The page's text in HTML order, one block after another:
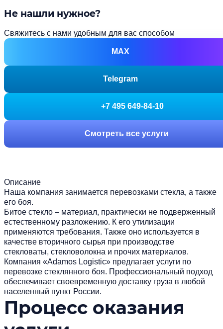
Не нашли нужное?
Свяжитесь с нами удобным для вас способом
MAX
Telegram
+7 495 649-84-10
Смотреть все услуги
Описание
Наша компания занимается перевозками стекла, а также
его боя.
Битое стекло – материал, практически не подверженный
естественному разложению. К его утилизации
применяются требования. Также оно используется в
качестве вторичного сырья при производстве
стекловаты, стекловолокна и прочих материалов.
Компания «Adamos Logistic» предлагает услуги по
перевозке стеклянного боя. Профессиональный подход
обеспечивает своевременную доставку груза в любой
населенный пункт России.
Процесс оказания